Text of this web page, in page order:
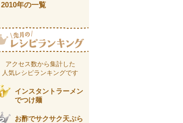
2010年の一覧
アクセス数から集計した
人気レシピランキングです
インスタントラーメン
でつけ麺
お酢でサクサク天ぷら